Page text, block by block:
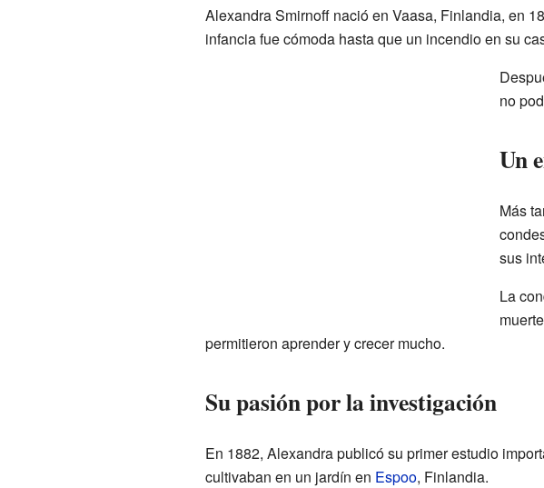
Alexandra Smirnoff nació en Vaasa, Finlandia, en
infancia fue cómoda hasta que un incendio en su
no
Un
Más
sus
La
permitieron aprender y crecer mucho.
Su pasión por la investigación
En 1882, Alexandra publicó su primer estudio
cultivaban en un jardín en Espoo, Finlandia.